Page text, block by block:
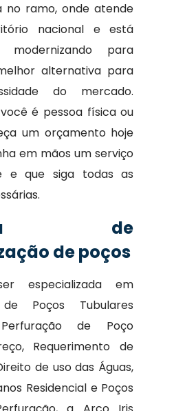
no ramo, onde atende
nacional e está
para
alternativa para
do mercado.
é pessoa física ou
um orçamento hoje
em mãos um serviço
e que siga todas as
de
de poços
especializada em
Poços Tubulares
de Poço
Requerimento de
de uso das Águas,
Residencial e Poços